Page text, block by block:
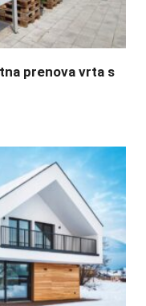
prenova vrta s